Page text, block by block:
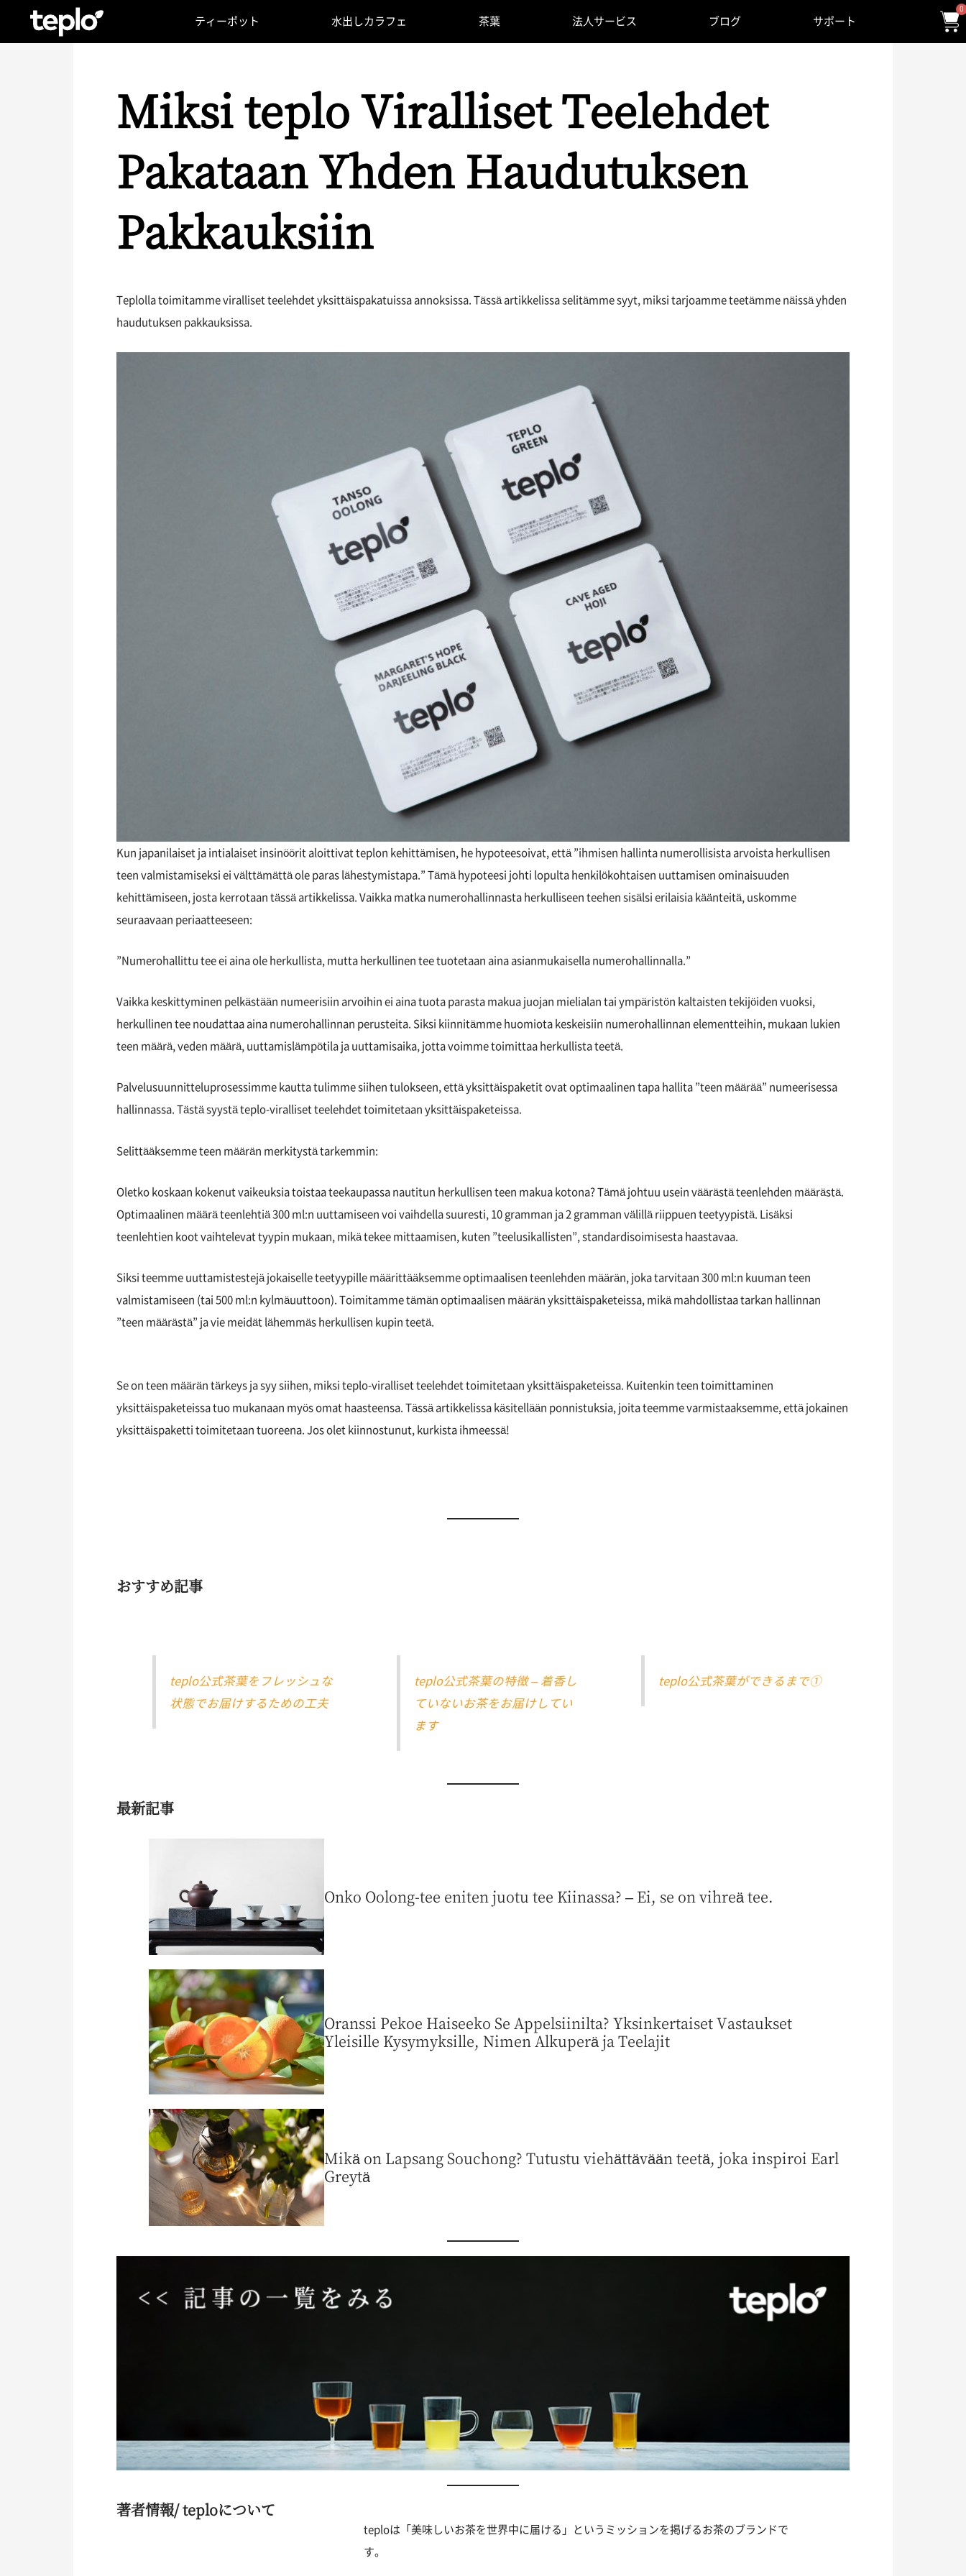
ティーポット 水出しカラフェ 茶葉 法人サービス ブログ サポート
0
Miksi teplo Viralliset Teelehdet
Pakataan Yhden Haudutuksen
Pakkauksiin
Teplolla toimitamme viralliset teelehdet yksittäispakatuissa annoksissa. Tässä artikkelissa selitämme syyt, miksi tarjoamme teetämme näissä yhden
haudutuksen pakkauksissa.
Kun japanilaiset ja intialaiset insinöörit aloittivat teplon kehittämisen, he hypoteesoivat, että ”ihmisen hallinta numerollisista arvoista herkullisen
teen valmistamiseksi ei välttämättä ole paras lähestymistapa.” Tämä hypoteesi johti lopulta henkilökohtaisen uuttamisen ominaisuuden
kehittämiseen, josta kerrotaan tässä artikkelissa. Vaikka matka numerohallinnasta herkulliseen teehen sisälsi erilaisia käänteitä, uskomme
seuraavaan periaatteeseen:
”Numerohallittu tee ei aina ole herkullista, mutta herkullinen tee tuotetaan aina asianmukaisella numerohallinnalla.”
Vaikka keskittyminen pelkästään numeerisiin arvoihin ei aina tuota parasta makua juojan mielialan tai ympäristön kaltaisten tekijöiden vuoksi,
herkullinen tee noudattaa aina numerohallinnan perusteita. Siksi kiinnitämme huomiota keskeisiin numerohallinnan elementteihin, mukaan lukien
teen määrä, veden määrä, uuttamislämpötila ja uuttamisaika, jotta voimme toimittaa herkullista teetä.
Palvelusuunnitteluprosessimme kautta tulimme siihen tulokseen, että yksittäispaketit ovat optimaalinen tapa hallita ”teen määrää” numeerisessa
hallinnassa. Tästä syystä teplo-viralliset teelehdet toimitetaan yksittäispaketeissa.
Selittääksemme teen määrän merkitystä tarkemmin:
Oletko koskaan kokenut vaikeuksia toistaa teekaupassa nautitun herkullisen teen makua kotona? Tämä johtuu usein väärästä teenlehden määrästä.
Optimaalinen määrä teenlehtiä 300 ml:n uuttamiseen voi vaihdella suuresti, 10 gramman ja 2 gramman välillä riippuen teetyypistä. Lisäksi
teenlehtien koot vaihtelevat tyypin mukaan, mikä tekee mittaamisen, kuten ”teelusikallisten”, standardisoimisesta haastavaa.
Siksi teemme uuttamistestejä jokaiselle teetyypille määrittääksemme optimaalisen teenlehden määrän, joka tarvitaan 300 ml:n kuuman teen
valmistamiseen (tai 500 ml:n kylmäuuttoon). Toimitamme tämän optimaalisen määrän yksittäispaketeissa, mikä mahdollistaa tarkan hallinnan
”teen määrästä” ja vie meidät lähemmäs herkullisen kupin teetä.
Se on teen määrän tärkeys ja syy siihen, miksi teplo-viralliset teelehdet toimitetaan yksittäispaketeissa. Kuitenkin teen toimittaminen
yksittäispaketeissa tuo mukanaan myös omat haasteensa. Tässä artikkelissa käsitellään ponnistuksia, joita teemme varmistaaksemme, että jokainen
yksittäispaketti toimitetaan tuoreena. Jos olet kiinnostunut, kurkista ihmeessä!
おすすめ記事
teplo公式茶葉をフレッシュな
状態でお届けするための工夫
teplo公式茶葉の特徴 – 着香し
ていないお茶をお届けしてい
ます
teplo公式茶葉ができるまで①
最新記事
Onko Oolong-tee eniten juotu tee Kiinassa? – Ei, se on vihreä tee.
Oranssi Pekoe Haiseeko Se Appelsiinilta? Yksinkertaiset Vastaukset
Yleisille Kysymyksille, Nimen Alkuperä ja Teelajit
Mikä on Lapsang Souchong? Tutustu viehättävään teetä, joka inspiroi Earl
Greytä
著者情報/ teploについて
teploは「美味しいお茶を世界中に届ける」というミッションを掲げるお茶のブランドで
す。